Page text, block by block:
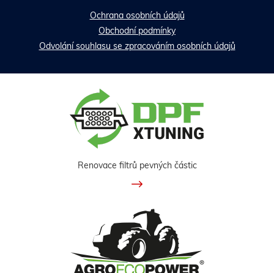
Ochrana osobních údajů
Obchodní podmínky
Odvolání souhlasu se zpracováním osobních údajů
Renovace filtrů pevných částic